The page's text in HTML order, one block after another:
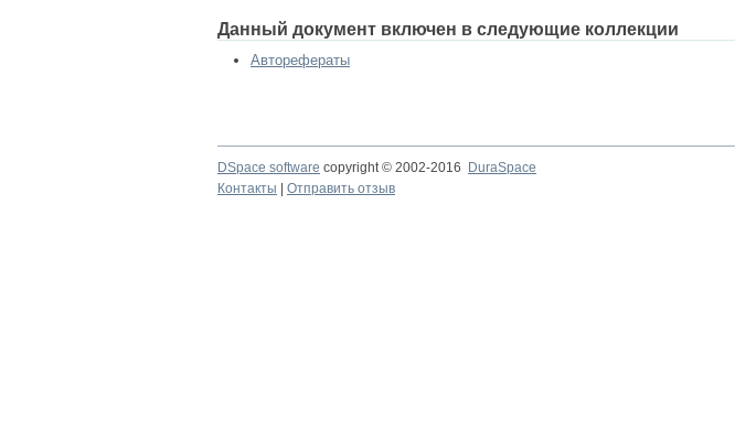
Данный документ включен в следующие коллекции
Авторефераты
DSpace software copyright © 2002-2016 DuraSpace
Контакты
Отправить отзыв